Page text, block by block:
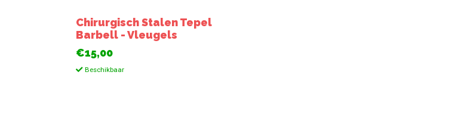
Chirurgisch Stalen Tepel
Barbell - Vleugels
€15,00
Beschikbaar